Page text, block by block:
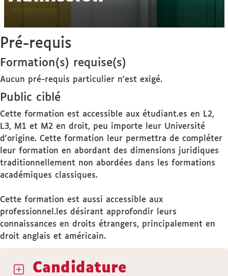
Pré-requis
Formation(s) requise(s)
Aucun pré-requis particulier n'est exigé.
Public ciblé
Cette formation est accessible aux étudiant.es en L2,
L3, M1 et M2 en droit, peu importe leur Université
d'origine. Cette formation leur permettra de compléter
leur formation en abordant des dimensions juridiques
traditionnellement non abordées dans les formations
académiques classiques.
Cette formation est aussi accessible aux
professionnel.les désirant approfondir leurs
connaissances en droits étrangers, principalement en
droit anglais et américain.
Candidature